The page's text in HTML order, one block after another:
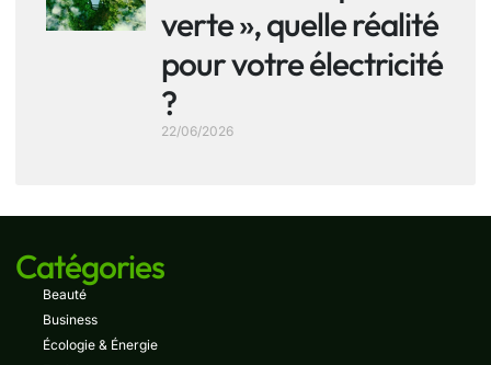
verte », quelle réalité
pour votre électricité
?
22/06/2026
Catégories
Beauté
Business
Écologie & Énergie